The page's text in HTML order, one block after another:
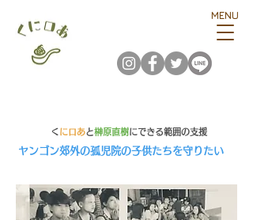
MENU
​くにロあと榊原直樹にできる範囲の支援
​ヤンゴン郊外の孤児院の子供たちを守りたい